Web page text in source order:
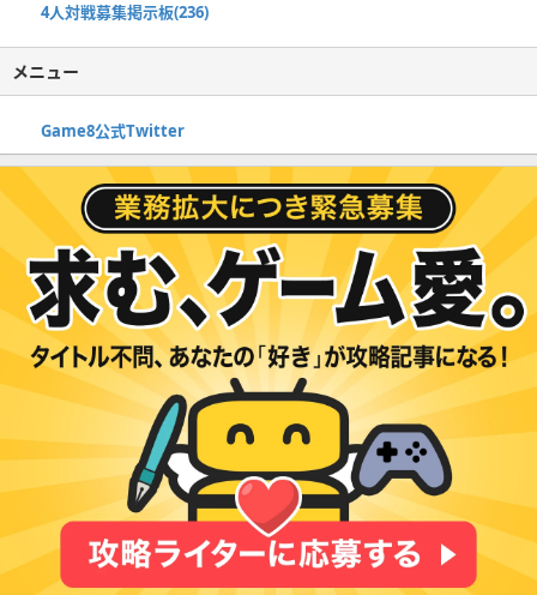
4人対戦募集掲示板(236)
メニュー
Game8公式Twitter